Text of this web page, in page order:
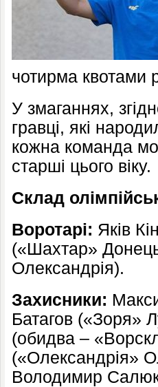
чотирма квотами
У змаганнях,
гравці, які
кожна команда
старші цього віку.
Склад
Воротарі: Яків
(«Шахтар»
Олександрія).
Захисники:
Батагов («Зоря»
(обидва –
(«Олександрія»
Володимир